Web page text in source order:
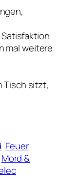
Satisfaktion
mal weitere
Tisch sitzt,
Feuer
Mord &